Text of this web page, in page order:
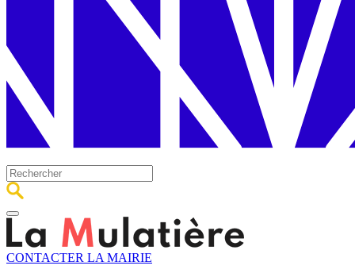
CONTACTER LA MAIRIE